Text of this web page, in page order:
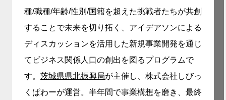
種/職種/年齢/性別/国籍を超えた挑戦者たちが共創
することで未来を切り拓く、アイデアソンによる
ディスカッションを活用した新規事業開発を通じ
てビジネス関係人口の創出を図るプログラムで
す。 茨城県県北振興局が主催し、株式会社しびっ
くぱわーが運営。半年間で事業構想を磨き、最終